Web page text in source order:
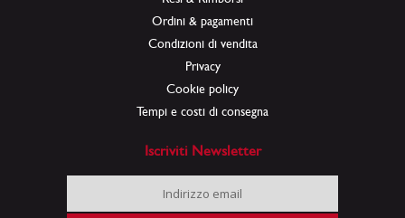
Ordini & pagamenti
Condizioni di vendita
Privacy
Cookie policy
Tempi e costi di consegna
Iscriviti Newsletter
Iscriviti
alla